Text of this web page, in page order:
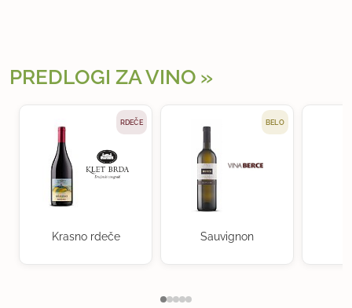
PREDLOGI ZA VINO
RDEČE
Krasno rdeče
BELO
Sauvignon